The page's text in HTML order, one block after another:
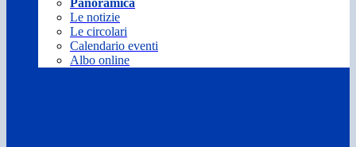
Panoramica
Le notizie
Le circolari
Calendario eventi
Albo online